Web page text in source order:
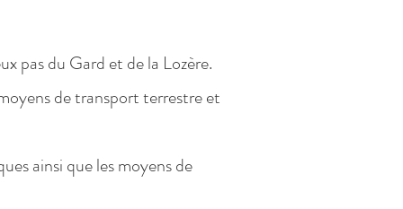
pas du Gard et de la Lozère.
de transport terrestre et
ues ainsi que les moyens de